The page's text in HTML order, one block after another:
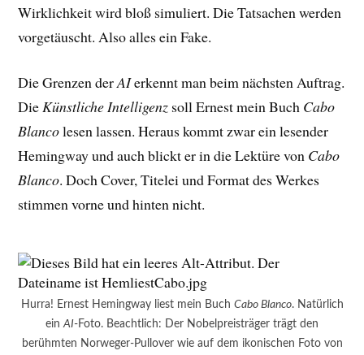
Wirklichkeit wird bloß simuliert. Die Tatsachen werden
vorgetäuscht. Also alles ein Fake.
Die Grenzen derAIerkennt man beim nächsten Auftrag.
DieKünstliche Intelligenz soll Ernest mein Buch Cabo
Blancolesen lassen. Heraus kommt zwar ein lesender
Hemingway und auch blickt er in die Lektüre von Cabo
Blanco. Doch Cover, Titelei und Format des Werkes
stimmen vorne und hinten nicht.
Hurra! Ernest Hemingway liest mein Buch Cabo Blanco. Natürlich
ein AI-Foto. Beachtlich: Der Nobelpreisträger trägt den
berühmten Norweger-Pullover wie auf dem ikonischen Foto von